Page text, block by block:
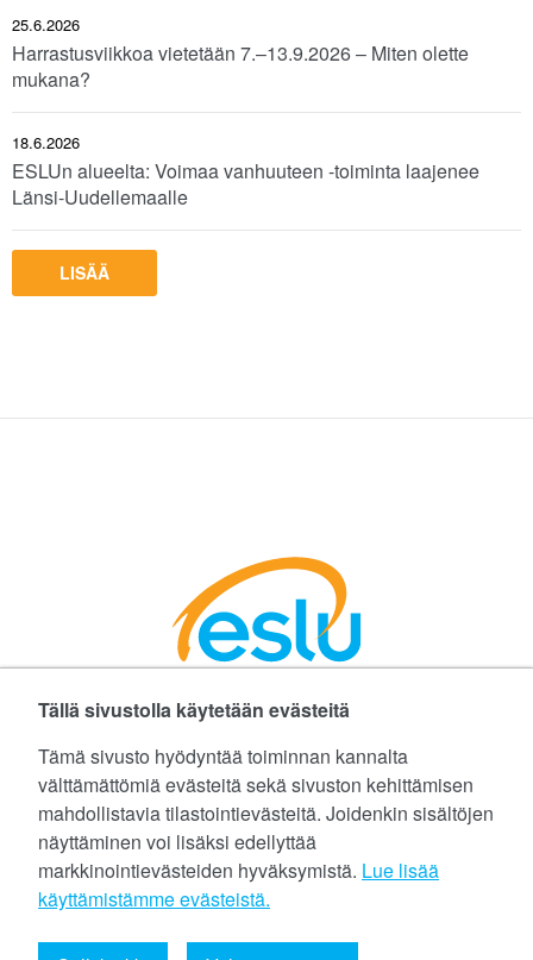
Tällä sivustolla käytetään evästeitä
Tämä sivusto hyödyntää toiminnan kannalta
välttämättömiä evästeitä sekä sivuston kehittämisen
mahdollistavia tilastointievästeitä. Joidenkin sisältöjen
näyttäminen voi lisäksi edellyttää
markkinointievästeiden hyväksymistä. Lue lisää
käyttämistämme evästeistä.​​​​​​
25.6.2026
Harrastusviikkoa vietetään 7.–13.9.2026 – Miten olette
mukana?
18.6.2026
ESLUn alueelta: Voimaa vanhuuteen -toiminta laajenee
Länsi-Uudellemaalle
LISÄÄ
Facebookissa Instagramissa
©Etelä-Suomen Liikunta ja Urheilu ry
Tietoa evästeistä (cookies)
Yhteystiedot
Tietosuojaseloste
eslu@eslu.fi